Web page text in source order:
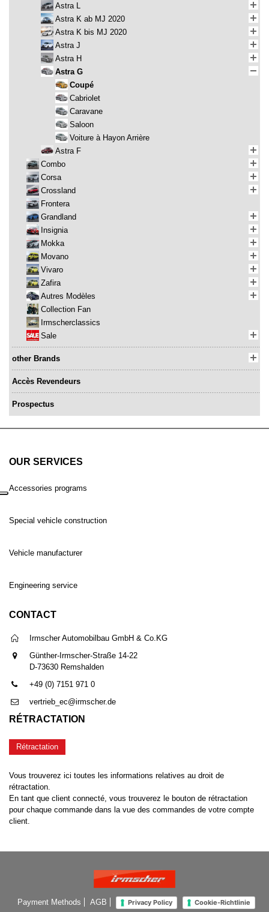
Astra L
Astra K ab MJ 2020
Astra K bis MJ 2020
Astra J
Astra H
Astra G
Coupé
Cabriolet
Caravane
Saloon
Voiture à Hayon Arrière
Astra F
Combo
Corsa
Crossland
Frontera
Grandland
Insignia
Mokka
Movano
Vivaro
Zafira
Autres Modèles
Collection Fan
Irmscherclassics
Sale
other Brands
Accès Revendeurs
Prospectus
OUR SERVICES
Accessories programs
Special vehicle construction
Vehicle manufacturer
Engineering service
CONTACT
Irmscher Automobilbau GmbH & Co.KG
Günther-Irmscher-Straße 14-22
D-73630 Remshalden
+49 (0) 7151 971 0
vertrieb_ec@irmscher.de
RÉTRACTATION
Rétractation
Vous trouverez ici toutes les informations relatives au droit de
rétractation.
En tant que client connecté, vous trouverez le bouton de rétractation
pour chaque commande dans la vue des commandes de votre compte
client.
Payment Methods AGB Privacy Policy Cookie-Richtlinie